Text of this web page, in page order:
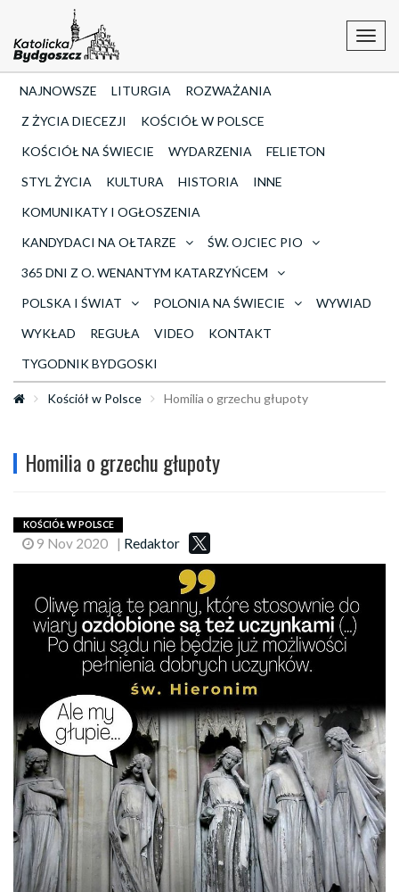
NAJNOWSZE LITURGIA
ROZWAŻANIA
Z ŻYCIA DIECEZJI
KOŚCIÓŁ W POLSCE
KOŚCIÓŁ NA ŚWIECIE
WYDARZENIA
FELIETON
STYL ŻYCIA
KULTURA HISTORIA
INNE
KOMUNIKATY I OGŁOSZENIA
KANDYDACI NA OŁTARZE
ŚW. OJCIEC PIO
365 DNI Z O. WENANTYM KATARZYŃCEM
POLSKA I ŚWIAT
POLONIA NA ŚWIECIE
WYWIAD
WYKŁAD
REGUŁA VIDEO
KONTAKT
TYGODNIK BYDGOSKI
Kościół w Polsce Homilia o grzechu głupoty
Homilia o grzechu głupoty
KOŚCIÓŁ W POLSCE
9 Nov 2020 | Redaktor